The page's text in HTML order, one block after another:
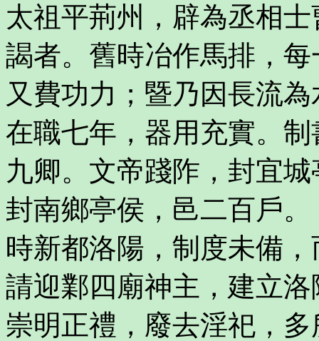
太祖平荊州，辟為丞相
謁者。舊時冶作馬排，
又費功力；暨乃因長流
在職七年，器用充實。
九卿。文帝踐阼，封宜
封南鄉亭侯，邑二百戶。
時新都洛陽，制度未備
請迎鄴四廟神主，建立
崇明正禮，廢去淫祀，